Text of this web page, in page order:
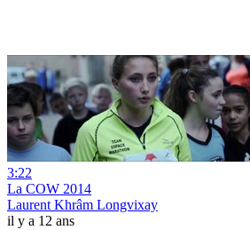
3:22
La COW 2014
Laurent Khrâm Longvixay
il y a 12 ans